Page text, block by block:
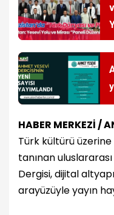
HABER MERKEZİ /
Türk kültürü üzerine
tanınan
Dergisi, dijital
arayüzüyle yayın